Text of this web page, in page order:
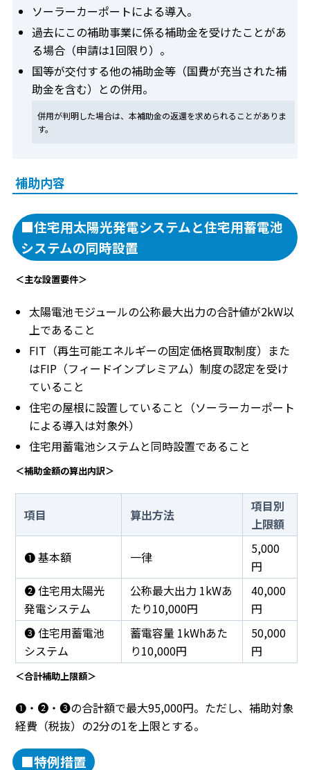
ソーラーカーポートによる導入。
過去にこの補助事業に係る補助金を受けたことがあ
る場合（申請は1回限り）。
国等が交付する他の補助金等（国費が充当された補
助金を含む）との併用。
併用が判明した場合は、本補助金の返還を求められることがありま
す。
補助内容
■住宅用太陽光発電システムと住宅用蓄電池
システムの同時設置
＜主な設置要件＞
太陽電池モジュールの公称最大出力の合計値が2kW以
上であること
FIT（再生可能エネルギーの固定価格買取制度）また
はFIP（フィードインプレミアム）制度の認定を受け
ていること
住宅の屋根に設置していること（ソーラーカーポート
による導入は対象外）
住宅用蓄電池システムと同時設置であること
＜補助金額の算出内訳＞
項目 算出方法
項目別
上限額
❶ 基本額
一律
5,000
円
❷ 住宅用太陽光
発電システム
公称最大出力 1kWあ
たり10,000円
40,000
円
❸ 住宅用蓄電池
システム
蓄電容量 1kWhあた
り10,000円
50,000
円
＜合計補助上限額＞
❶・❷・❸の合計額で最大95,000円。ただし、補助対象
経費（税抜）の2分の1を上限とする。
■特例措置